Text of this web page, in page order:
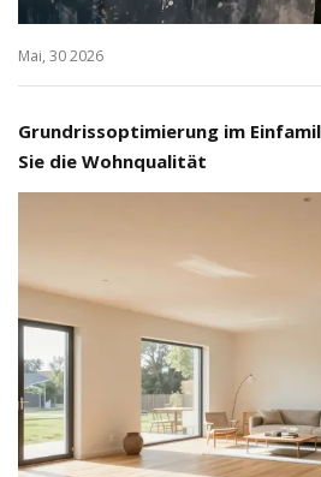
Mai, 30 2026
Grundrissoptimierung im
Sie die Wohnqualität